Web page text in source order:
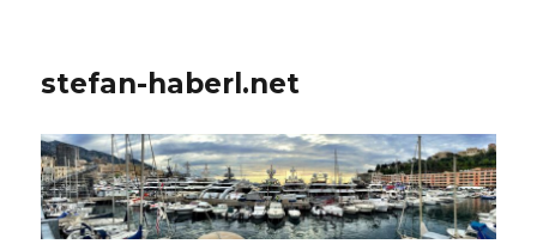
stefan-haberl.net